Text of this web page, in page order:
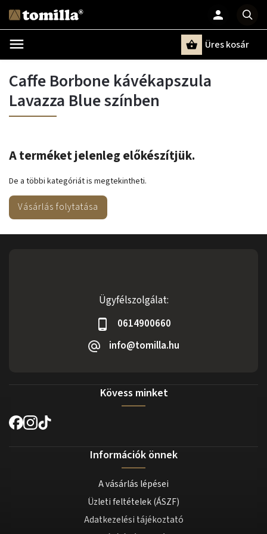
Üres kosár
Caffe Borbone kávékapszula
Lavazza Blue színben
A terméket jelenleg előkészítjük.
De a többi kategóriát is megtekintheti.
Vásárlás folytatása
Ügyfélszolgálat:
0614900660
info@tomilla.hu
Kövess minket
Információk önnek
A vásárlás lépései
Üzleti feltételek (ÁSZF)
Adatkezelési tájékoztató